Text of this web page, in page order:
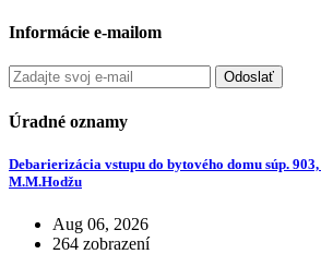
Informácie e-mailom
Odoslať
Úradné oznamy
Debarierizácia vstupu do bytového domu súp.
M.M.Hodžu
Aug 06, 2026
264 zobrazení